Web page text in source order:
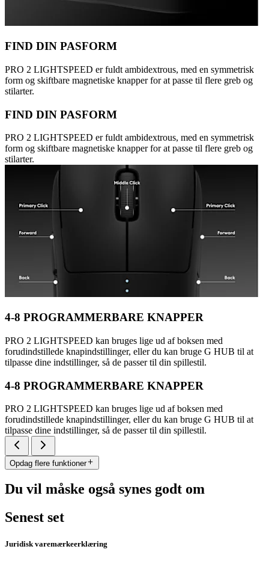
FIND DIN PASFORM
PRO 2 LIGHTSPEED er fuldt ambidextrous, med en symmetrisk
form og skiftbare magnetiske knapper for at passe til flere greb og
stilarter.
FIND DIN PASFORM
PRO 2 LIGHTSPEED er fuldt ambidextrous, med en symmetrisk
form og skiftbare magnetiske knapper for at passe til flere greb og
stilarter.
4-8 PROGRAMMERBARE KNAPPER
PRO 2 LIGHTSPEED kan bruges lige ud af boksen med
forudindstillede knapindstillinger, eller du kan bruge G HUB til at
tilpasse dine indstillinger, så de passer til din spillestil.
4-8 PROGRAMMERBARE KNAPPER
PRO 2 LIGHTSPEED kan bruges lige ud af boksen med
forudindstillede knapindstillinger, eller du kan bruge G HUB til at
tilpasse dine indstillinger, så de passer til din spillestil.
Opdag flere funktioner
Du vil måske også synes godt om
Senest set
Juridisk varemærkeerklæring